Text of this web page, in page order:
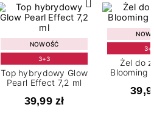
NOWOŚĆ
3+3
Top hybrydowy Glow
Pearl Effect 7,2 ml
39,99 zł
Żel do
Blooming